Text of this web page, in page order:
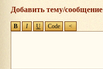
Добавить тему/сообщение